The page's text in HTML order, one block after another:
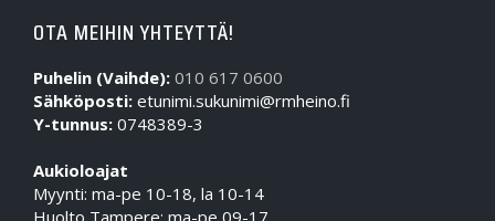
OTA MEIHIN YHTEYTTÄ!
Puhelin (Vaihde): 010 617 0600
Sähköposti: etunimi.sukunimi@rmheino.fi
Y-tunnus: 0748389-3
Aukioloajat
Myynti: ma-pe 10-18, la 10-14